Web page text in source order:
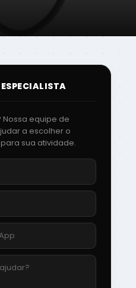
Nossa equipe de
a escolher o
sua atividade.